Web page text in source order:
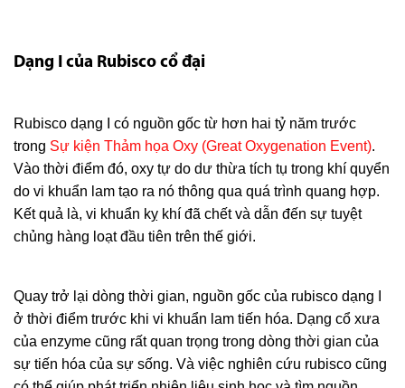
Dạng I của Rubisco cổ đại
Rubisco dạng I có nguồn gốc từ hơn hai tỷ năm trước
trong Sự kiện Thảm họa Oxy (Great Oxygenation Event).
Vào thời điểm đó, oxy tự do dư thừa tích tụ trong khí quyển
do vi khuẩn lam tạo ra nó thông qua quá trình quang hợp.
Kết quả là, vi khuẩn kỵ khí đã chết và dẫn đến sự tuyệt
chủng hàng loạt đầu tiên trên thế giới.
Quay trở lại dòng thời gian, nguồn gốc của rubisco dạng I
ở thời điểm trước khi vi khuẩn lam tiến hóa. Dạng cổ xưa
của enzyme cũng rất quan trọng trong dòng thời gian của
sự tiến hóa của sự sống. Và việc nghiên cứu rubisco cũng